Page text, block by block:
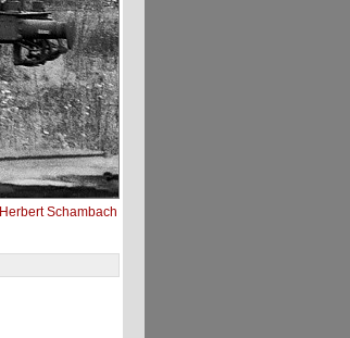
Herbert Schambach